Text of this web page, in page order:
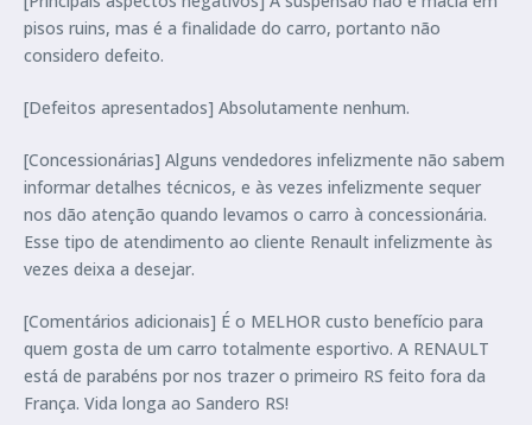
pisos ruins, mas é a finalidade do carro, portanto não
considero defeito.
[Defeitos apresentados] Absolutamente nenhum.
[Concessionárias] Alguns vendedores infelizmente não sabem
informar detalhes técnicos, e às vezes infelizmente sequer
nos dão atenção quando levamos o carro à concessionária.
Esse tipo de atendimento ao cliente Renault infelizmente às
vezes deixa a desejar.
[Comentários adicionais] É o MELHOR custo benefício para
quem gosta de um carro totalmente esportivo. A RENAULT
está de parabéns por nos trazer o primeiro RS feito fora da
França. Vida longa ao Sandero RS!